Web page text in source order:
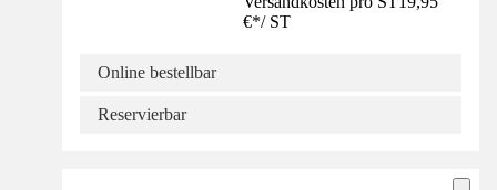
€*/ ST
Online bestellbar
Reservierbar